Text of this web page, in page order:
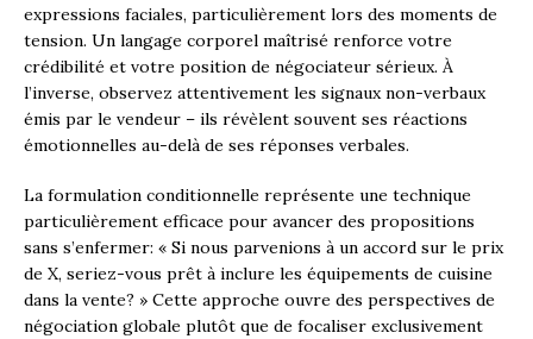
expressions faciales, particulièrement lors des moments de
tension. Un langage corporel maîtrisé renforce votre
crédibilité et votre position de négociateur sérieux. À
l’inverse, observez attentivement les signaux non-verbaux
émis par le vendeur – ils révèlent souvent ses réactions
émotionnelles au-delà de ses réponses verbales.
La formulation conditionnelle représente une technique
particulièrement efficace pour avancer des propositions
sans s’enfermer: « Si nous parvenions à un accord sur le prix
de X, seriez-vous prêt à inclure les équipements de cuisine
dans la vente? » Cette approche ouvre des perspectives de
négociation globale plutôt que de focaliser exclusivement